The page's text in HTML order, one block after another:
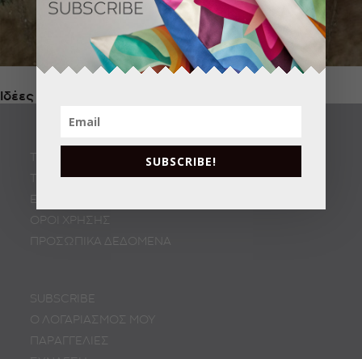
Ιδέες για Χριστουγεννιάτικη Διακόσμηση Δέντρου
ΤΡΟΠΟΙ ΑΠΟΣΤΟΛΗΣ
ΤΡΟΠΟΙ ΠΛΗΡΩΜΗΣ
ΕΠΙΣΤΡΟΦΕΣ
ΟΡΟΙ ΧΡΗΣΗΣ
ΠΡΟΣΩΠΙΚA ΔΕΔΟΜΕΝA
SUBSCRIBE
Ο ΛΟΓΑΡΙΑΣΜΟΣ ΜΟΥ
ΠΑΡΑΓΓΕΛΙΕΣ
SUBSCRIBE!